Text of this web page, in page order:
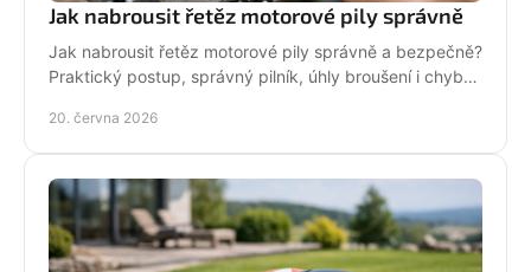
Jak nabrousit řetěz motorové pily správně
Jak nabrousit řetěz motorové pily správně a bezpečně?
Praktický postup, správný pilník, úhly broušení i chyby,
20. června 2026